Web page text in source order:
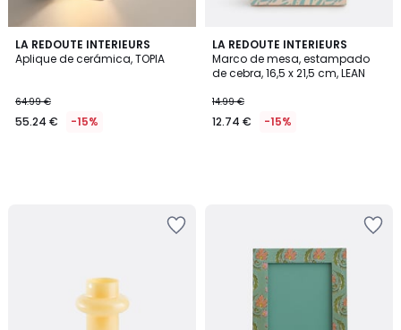
LA REDOUTE INTERIEURS
Aplique de cerámica, TOPIA
64.99 €
55.24 € -15%
LA REDOUTE INTERIEURS
Marco de mesa, estampado
de cebra, 16,5 x 21,5 cm, LEAN
14.99 €
12.74 € -15%